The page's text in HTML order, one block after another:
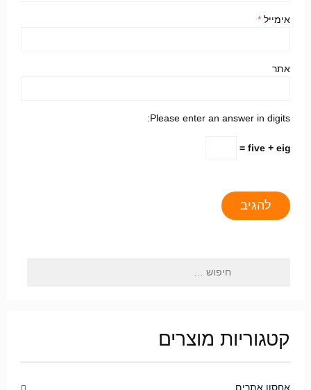
אימייל *
אתר
Please enter an answer in digits:
five + eight =
קטגוריות מוצרים
אחסון אתרים